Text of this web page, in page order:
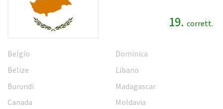
19. corrett.
Belgio
Belize
Burundi
Canada
Dominica
Libano
Madagascar
Moldavia